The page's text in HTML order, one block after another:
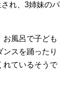
れ、3姉妹のパ
お風呂で子ども
スを踊ったり
れているそうで